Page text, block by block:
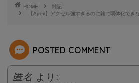
t
r
HOME
雑記
【Apex】アクセル強すぎるのに雑に弱体化で
POSTED COMMENT
匿名 より: